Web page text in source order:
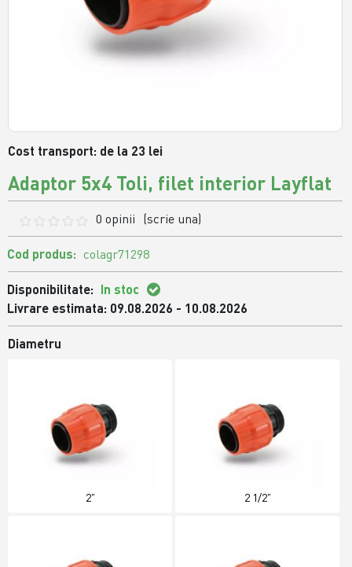
Cost transport: de la 23 lei
Adaptor 5x4 Toli, filet interior Layflat
0 opinii (scrie una)
Cod produs: colagr71298
Disponibilitate: In stoc
Livrare estimata: 09.08.2026 - 10.08.2026
Diametru
2" 2 1/2"